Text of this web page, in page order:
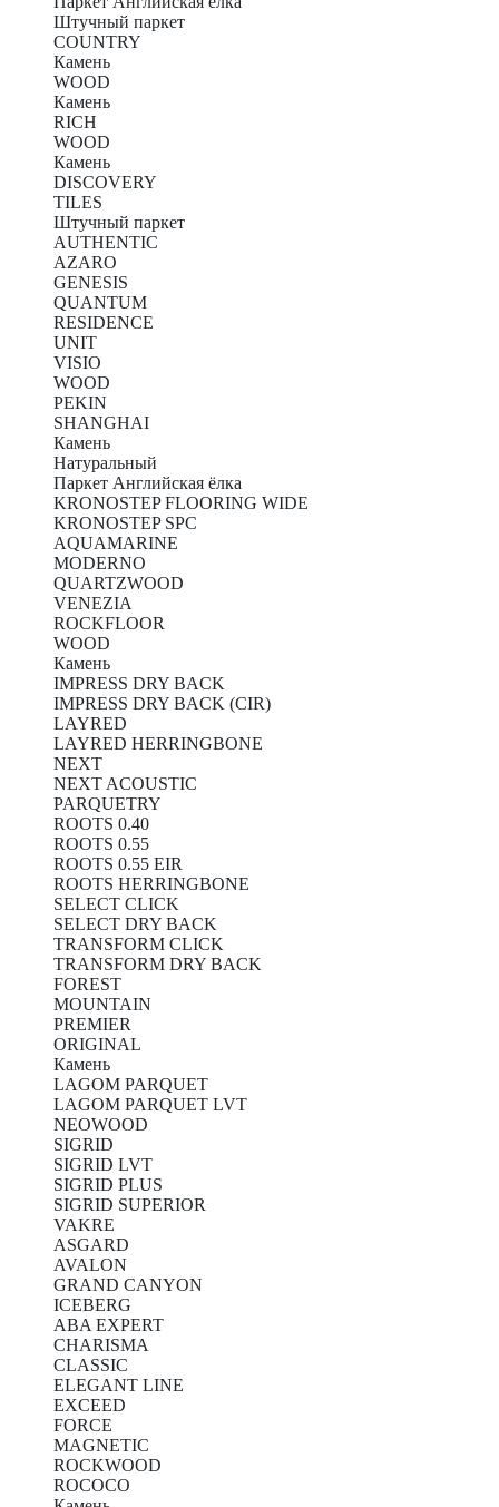
Штучный паркет
COUNTRY
Камень
WOOD
Камень
RICH
WOOD
Камень
DISCOVERY
TILES
Штучный паркет
AUTHENTIC
AZARO
GENESIS
QUANTUM
RESIDENCE
UNIT
VISIO
WOOD
PEKIN
SHANGHAI
Камень
Натуральный
Паркет Английская ёлка
KRONOSTEP FLOORING WIDE
KRONOSTEP SPC
AQUAMARINE
MODERNO
QUARTZWOOD
VENEZIA
ROCKFLOOR
WOOD
Камень
IMPRESS DRY BACK
IMPRESS DRY BACK (CIR)
LAYRED
LAYRED HERRINGBONE
NEXT
NEXT ACOUSTIC
PARQUETRY
ROOTS 0.40
ROOTS 0.55
ROOTS 0.55 EIR
ROOTS HERRINGBONE
SELECT CLICK
SELECT DRY BACK
TRANSFORM CLICK
TRANSFORM DRY BACK
FOREST
MOUNTAIN
PREMIER
ORIGINAL
Камень
LAGOM PARQUET
LAGOM PARQUET LVT
NEOWOOD
SIGRID
SIGRID LVT
SIGRID PLUS
SIGRID SUPERIOR
VAKRE
ASGARD
AVALON
GRAND CANYON
ICEBERG
ABA EXPERT
CHARISMA
CLASSIC
ELEGANT LINE
EXCEED
FORCE
MAGNETIC
ROCKWOOD
ROCOCO